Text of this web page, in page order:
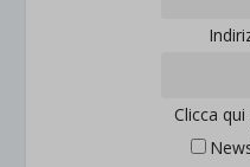
Clicca